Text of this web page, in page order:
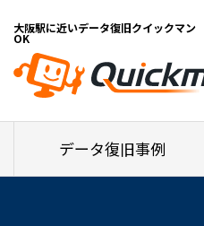
大阪駅に近いデータ復旧クイックマ
OK
データ復旧事例